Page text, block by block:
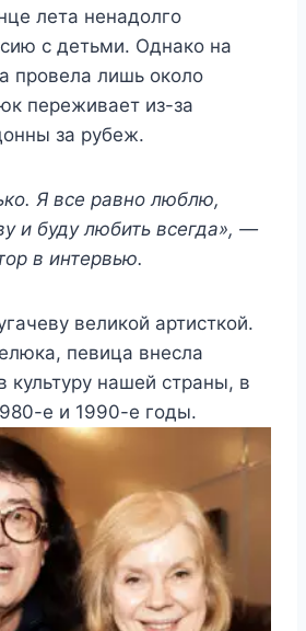
лета ненадолго
с детьми. Однако на
провела лишь около
переживает из-за
за рубеж.
Я все равно люблю,
и буду любить всегда», —
в интервью.
великой артисткой.
певица внесла
культуру нашей страны, в
е и 1990-е годы.